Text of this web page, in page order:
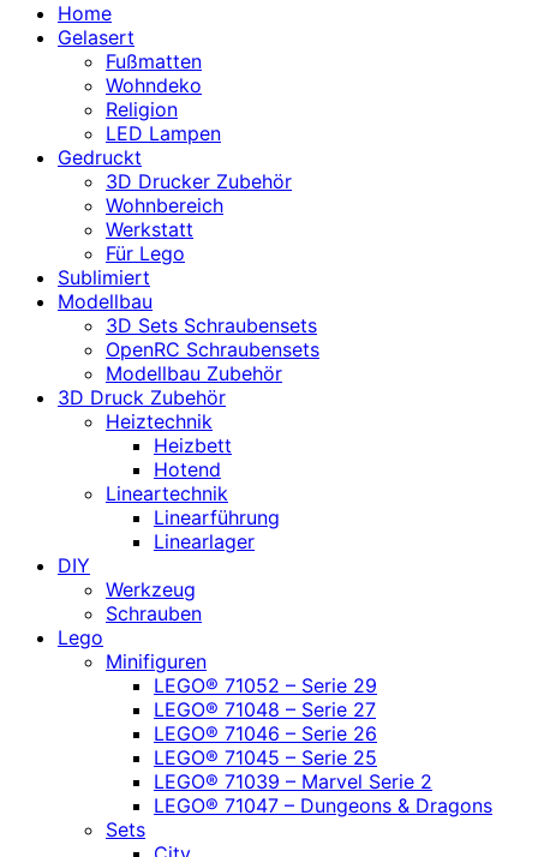
Home
Gelasert
Fußmatten
Wohndeko
Religion
LED Lampen
Gedruckt
3D Drucker Zubehör
Wohnbereich
Werkstatt
Für Lego
Sublimiert
Modellbau
3D Sets Schraubensets
OpenRC Schraubensets
Modellbau Zubehör
3D Druck Zubehör
Heiztechnik
Heizbett
Hotend
Lineartechnik
Linearführung
Linearlager
DIY
Werkzeug
Schrauben
Lego
Minifiguren
LEGO® 71052 – Serie 29
LEGO® 71048 – Serie 27
LEGO® 71046 – Serie 26
LEGO® 71045 – Serie 25
LEGO® 71039 – Marvel Serie 2
LEGO® 71047 – Dungeons & Dragons
Sets